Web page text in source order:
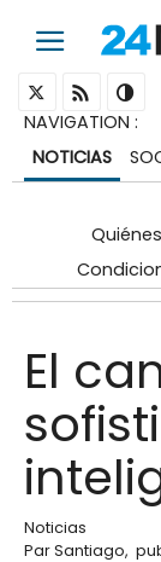
NAVIGATION :
NOTICIAS
El
Noticias
ParSantiago,